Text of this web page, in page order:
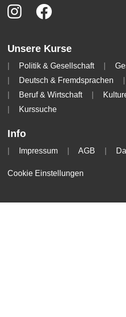
Unsere Kurse
Politik & Gesellschaft
Deutsch & Fremdsprachen
Beruf & Wirtschaft
Kurssuche
Info
Impressum AGB
Cookie Einstellungen